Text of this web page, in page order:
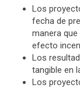
Los
fecha de
manera
efecto
Los
tangible en
Los